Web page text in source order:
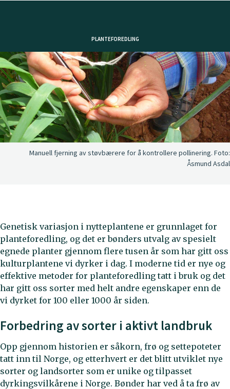
PLANTEFOREDLING
Manuell fjerning av støvbærere for å kontrollere pollinering. Foto:
Åsmund Asdal
Genetisk variasjon i nytteplantene er grunnlaget for
planteforedling, og det er bønders utvalg av spesielt
egnede planter gjennom flere tusen år som har gitt oss
kulturplantene vi dyrker i dag. I moderne tid er nye og
effektive metoder for planteforedling tatt i bruk og det
har gitt oss sorter med helt andre egenskaper enn de
vi dyrket for 100 eller 1000 år siden.
Forbedring av sorter i aktivt landbruk
Opp gjennom historien er såkorn, frø og settepoteter
tatt inn til Norge, og etterhvert er det blitt utviklet nye
sorter og landsorter som er unike og tilpasset
dyrkingsvilkårene i Norge. Bønder har ved å ta frø av